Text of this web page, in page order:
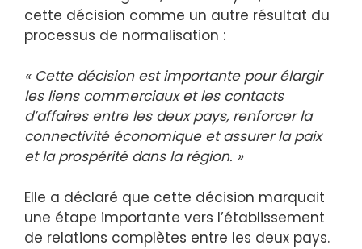
cette décision comme un autre résultat du
processus de normalisation :
« Cette décision est importante pour élargir
les liens commerciaux et les contacts
d’affaires entre les deux pays, renforcer la
connectivité économique et assurer la paix
et la prospérité dans la région. »
Elle a déclaré que cette décision marquait
une étape importante vers l’établissement
de relations complètes entre les deux pays.